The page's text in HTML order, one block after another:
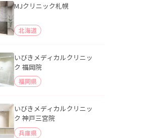
MJクリニック札幌
北海道
いびきメディカルクリニッ
ク 福岡院
福岡県
いびきメディカルクリニッ
ク 神戸三宮院
兵庫県